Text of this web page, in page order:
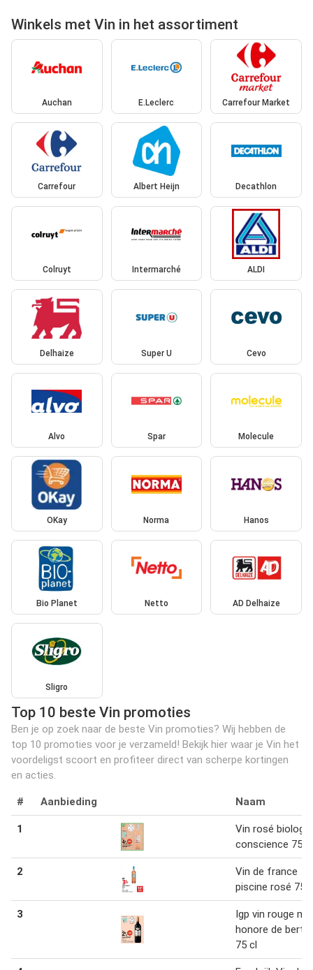
Winkels met Vin in het assortiment
Auchan E.Leclerc Carrefour Market
Carrefour Albert Heijn Decathlon
Colruyt Intermarché ALDI
Delhaize Super U Cevo
Alvo Spar Molecule
OKay Norma Hanos
Bio Planet Netto AD Delhaize
Sligro
Top 10 beste Vin promoties
Ben je op zoek naar de beste Vin promoties? Wij hebben de
top 10 promoties voor je verzameld! Bekijk hier waar je Vin het
voordeligst scoort en profiteer direct van scherpe kortingen
en acties.
# Aanbieding Naam
1
Vin rosé
conscience 75 cl
2
Vin de france
piscine rosé 75
3
Igp vin rouge
honore de
75 cl